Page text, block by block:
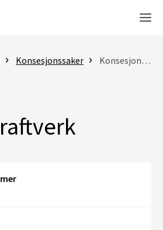
Konsesjonssaker Konsesjonssak